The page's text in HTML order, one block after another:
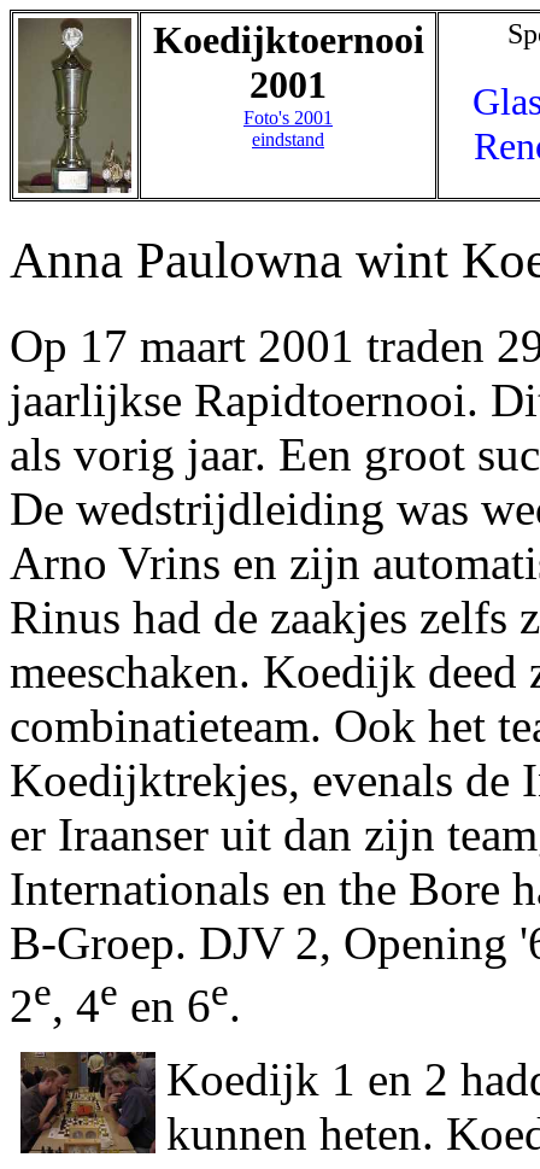
Koedijktoernooi
2001
Foto's 2001
eindstand
Anna Paulowna wint
Op 17 maart 2001 traden
jaarlijkse Rapidtoernooi.
als vorig jaar. Een groot
De wedstrijdleiding was
Arno Vrins en zijn
Rinus had de zaakjes
meeschaken. Koedijk deed
combinatieteam. Ook het
Koedijktrekjes, evenals de
er Iraanser uit dan zijn
Internationals en the Bore
B-Groep. DJV 2, Opening
2e, 4e en 6e.
Koedijk 1 en 2
kunnen heten.